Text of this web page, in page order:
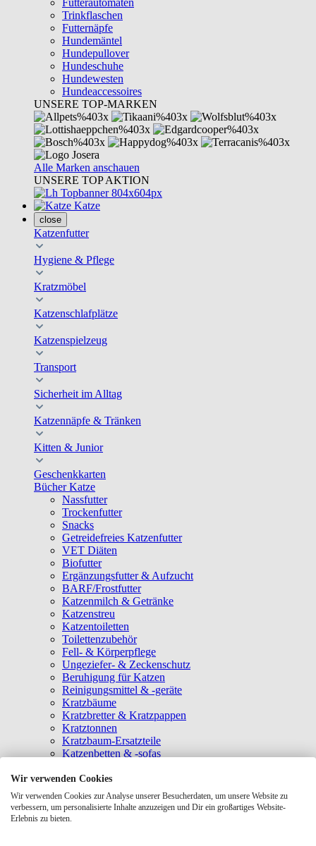
Futterautomaten
Trinkflaschen
Futternäpfe
Hundemäntel
Hundepullover
Hundeschuhe
Hundewesten
Hundeaccessoires
UNSERE TOP-MARKEN
Alle Marken anschauen
UNSERE TOP AKTION
Katze
close
Katzenfutter
Hygiene & Pflege
Kratzmöbel
Katzenschlafplätze
Katzenspielzeug
Transport
Sicherheit im Alltag
Katzennäpfe & Tränken
Kitten & Junior
Geschenkkarten
Bücher Katze
Nassfutter
Trockenfutter
Snacks
Getreidefreies Katzenfutter
VET Diäten
Biofutter
Ergänzungsfutter & Aufzucht
BARF/Frostfutter
Katzenmilch & Getränke
Katzenstreu
Katzentoiletten
Toilettenzubehör
Fell- & Körperpflege
Ungeziefer- & Zeckenschutz
Beruhigung für Katzen
Reinigungsmittel & -geräte
Kratzbäume
Kratzbretter & Kratzpappen
Kratztonnen
Kratzbaum-Ersatzteile
Katzenbetten & -sofas
Katzenhäuser
Hängematten & Fensterliegeplätze
Katzendecken & -matten
Baldrian- & Catnipspielzeug
Wir verwenden Cookies
Wir verwenden Cookies zur Analyse unserer Besucherdaten, um unsere Website zu
verbessern, um personalisierte Inhalte anzuzeigen und Dir ein großartiges Website-
Erlebnis zu bieten.